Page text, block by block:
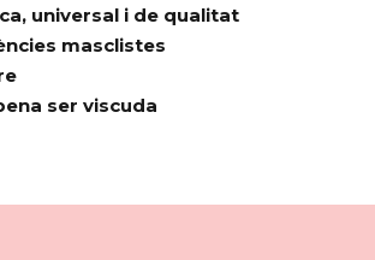
universal i de qualitat
masclistes
ser viscuda